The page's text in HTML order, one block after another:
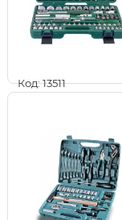
Код: 13511